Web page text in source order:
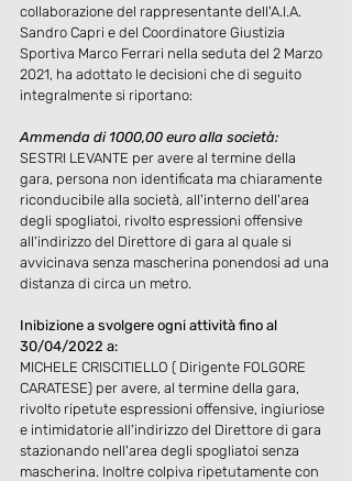
collaborazione del rappresentante dell'A.I.A.
Sandro Capri e del Coordinatore Giustizia
Sportiva Marco Ferrari nella seduta del 2 Marzo
2021, ha adottato le decisioni che di seguito
integralmente si riportano:
Ammenda di 1000,00 euro alla società:
SESTRI LEVANTE per avere al termine della
gara, persona non identificata ma chiaramente
riconducibile alla società, all'interno dell'area
degli spogliatoi, rivolto espressioni offensive
all'indirizzo del Direttore di gara al quale si
avvicinava senza mascherina ponendosi ad una
distanza di circa un metro.
Inibizione a svolgere ogni attività fino al
30/04/2022 a:
MICHELE CRISCITIELLO ( Dirigente FOLGORE
CARATESE) per avere, al termine della gara,
rivolto ripetute espressioni offensive, ingiuriose
e intimidatorie all'indirizzo del Direttore di gara
stazionando nell'area degli spogliatoi senza
mascherina. Inoltre colpiva ripetutamente con